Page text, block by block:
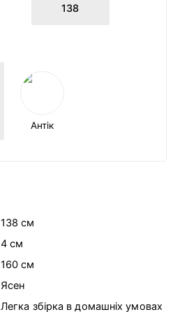
138
Антік
138 cм
4 cм
160 cм
Ясен
Легка збірка в домашніх умовах